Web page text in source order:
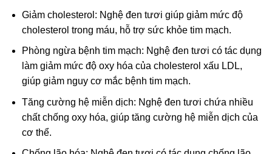
Giảm cholesterol: Nghệ đen tươi giúp giảm mức độ
cholesterol trong máu, hỗ trợ sức khỏe tim mạch.
Phòng ngừa bệnh tim mạch: Nghệ đen tươi có tác dụng
làm giảm mức độ oxy hóa của cholesterol xấu LDL,
giúp giảm nguy cơ mắc bệnh tim mạch.
Tăng cường hệ miễn dịch: Nghệ đen tươi chứa nhiều
chất chống oxy hóa, giúp tăng cường hệ miễn dịch của
cơ thể.